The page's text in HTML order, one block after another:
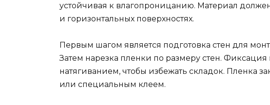
устойчивая к влагопроницанию. Материал
и горизонтальных поверхностях.
Первым шагом является подготовка стен для
Затем нарезка пленки по размеру стен.
натягиванием, чтобы избежать складок. Пленка
или специальным клеем.